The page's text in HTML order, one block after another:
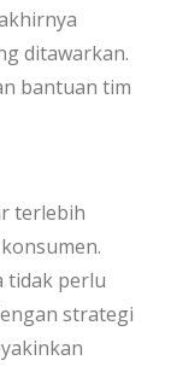
ditawarkan.
bantuan tim
terlebih
tidak perlu
strategi